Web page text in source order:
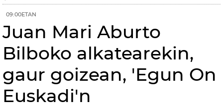
09:00ETAN
Juan Mari Aburto
Bilboko alkatearekin,
gaur goizean, 'Egun On
Euskadi'n